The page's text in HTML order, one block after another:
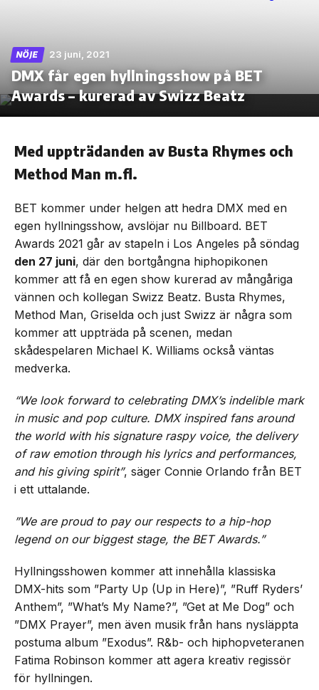
Skip
the
NÖJE 23 juni, 2021
DMX får egen hyllningsshow på BET
Awards – kurerad av Swizz Beatz
Med uppträdanden av Busta Rhymes och
Method Man m.fl.
BET kommer under helgen att hedra DMX med en
egen hyllningsshow, avslöjar nu Billboard. BET
Awards 2021 går av stapeln i Los Angeles på söndag
den 27 juni, där den bortgångna hiphopikonen
kommer att få en egen show kurerad av mångåriga
vännen och kollegan Swizz Beatz. Busta Rhymes,
Method Man, Griselda och just Swizz är några som
kommer att uppträda på scenen, medan
skådespelaren Michael K. Williams också väntas
medverka.
“We look forward to celebrating DMX’s indelible mark
in music and pop culture. DMX inspired fans around
the world with his signature raspy voice, the delivery
of raw emotion through his lyrics and performances,
and his giving spirit”, säger Connie Orlando från BET
i ett uttalande.
”We are proud to pay our respects to a hip-hop
legend on our biggest stage, the BET Awards.”
Hyllningsshowen kommer att innehålla klassiska
DMX-hits som ”Party Up (Up in Here)”, ”Ruff Ryders’
Anthem”, ”What’s My Name?”, ”Get at Me Dog” och
”DMX Prayer”, men även musik från hans nysläppta
postuma album ”Exodus”. R&b- och hiphopveteranen
Fatima Robinson kommer att agera kreativ regissör
för hyllningen.